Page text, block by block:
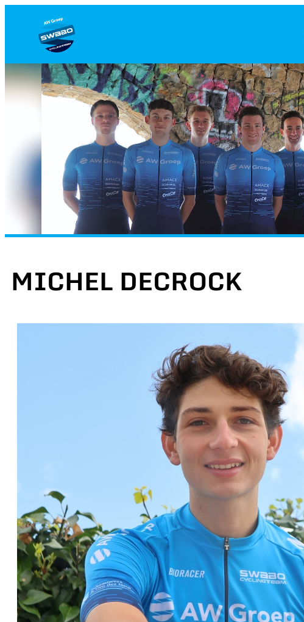
MICHEL DECROCK